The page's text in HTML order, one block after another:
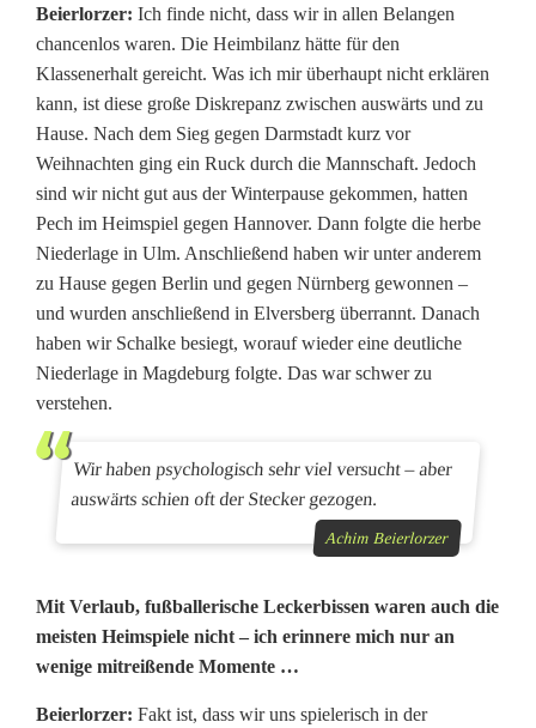
:
I
n
t
e
n
s
i
t
ä
t
n
Beierlorzer: Ich finde nicht, dass wir in allen Belangen
chancenlos waren. Die Heimbilanz hätte für den
Klassenerhalt gereicht. Was ich mir überhaupt nicht erklären
kann, ist diese große Diskrepanz zwischen auswärts und zu
Hause. Nach dem Sieg gegen Darmstadt kurz vor
Weihnachten ging ein Ruck durch die Mannschaft. Jedoch
sind wir nicht gut aus der Winterpause gekommen, hatten
Pech im Heimspiel gegen Hannover. Dann folgte die herbe
Niederlage in Ulm. Anschließend haben wir unter anderem
zu Hause gegen Berlin und gegen Nürnberg gewonnen –
und wurden anschließend in Elversberg überrannt. Danach
haben wir Schalke besiegt, worauf wieder eine deutliche
Niederlage in Magdeburg folgte. Das war schwer zu
verstehen.
Wir haben psychologisch sehr viel versucht – aber
auswärts schien oft der Stecker gezogen.
Achim Beierlorzer
Mit Verlaub, fußballerische Leckerbissen waren auch die
meisten Heimspiele nicht – ich erinnere mich nur an
wenige mitreißende Momente …
Beierlorzer: Fakt ist, dass wir uns spielerisch in der